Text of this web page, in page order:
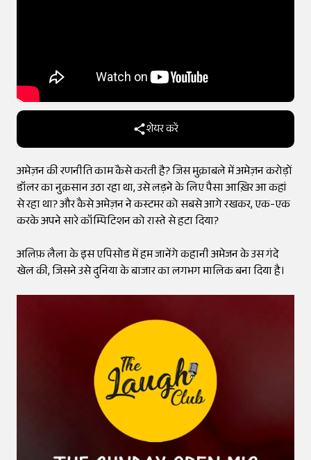
शेयर करें
अमेज़न की रणनीति काम कैसे करती है? जिस मुक़ाबले में अमेज़न करोड़ों
डॉलर का नुक़सान उठा रहा था, उसे लड़ने के लिए पैसा आख़िर आ कहां
से रहा था? और कैसे अमेज़न ने कस्टमर को सबसे आगे रखकर, एक-एक
करके अपने सारे कॉम्पिटिशन को रास्ते से हटा दिया?
अलिफ़ लैला के इस एपिसोड में हम जानेंगे कहानी अमेजन के उस गंदे
खेल की, जिसने उसे दुनिया के बाजार का लगभग मालिक बना दिया है।